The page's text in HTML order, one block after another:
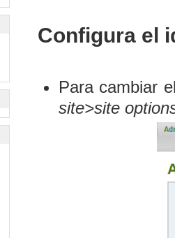
Configura el
Para cambiar
site>site